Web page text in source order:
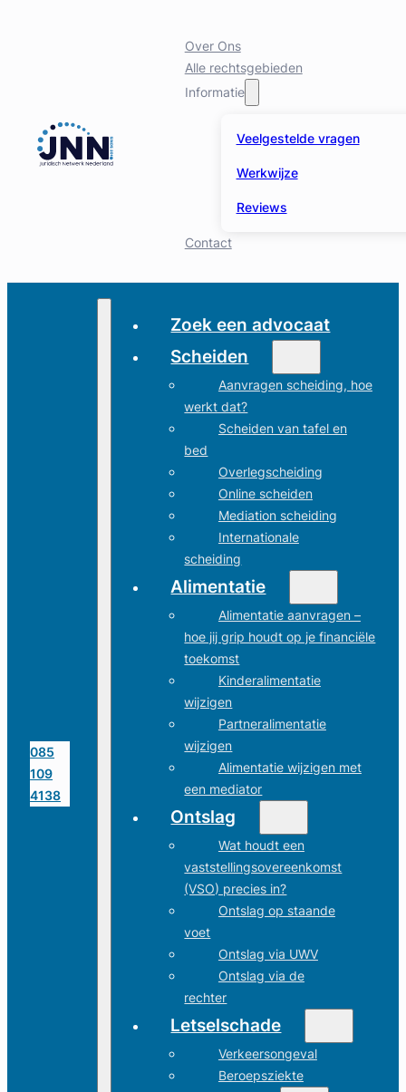
Over Ons
Alle rechtsgebieden
Informatie
Veelgestelde vragen
Werkwijze
Reviews
Contact
085
109
4138
Zoek een advocaat
Scheiden
Aanvragen scheiding, hoe
werkt dat?
Scheiden van tafel en
bed
Overlegscheiding
Online scheiden
Mediation scheiding
Internationale
scheiding
Alimentatie
Alimentatie aanvragen –
hoe jij grip houdt op je financiële
toekomst
Kinderalimentatie
wijzigen
Partneralimentatie
wijzigen
Alimentatie wijzigen met
een mediator
Ontslag
Wat houdt een
vaststellingsovereenkomst
(VSO) precies in?
Ontslag op staande
voet
Ontslag via UWV
Ontslag via de
rechter
Letselschade
Verkeersongeval
Beroepsziekte